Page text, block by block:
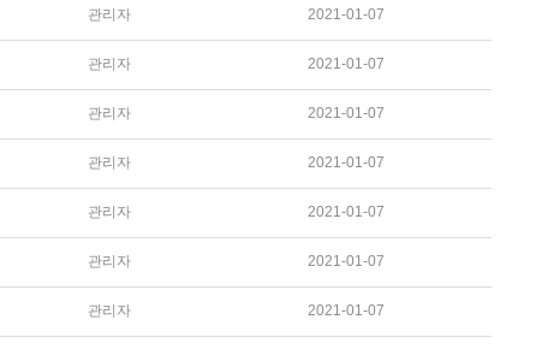
관리자 2021-01-07
관리자 2021-01-07
관리자 2021-01-07
관리자 2021-01-07
관리자 2021-01-07
관리자 2021-01-07
관리자 2021-01-07